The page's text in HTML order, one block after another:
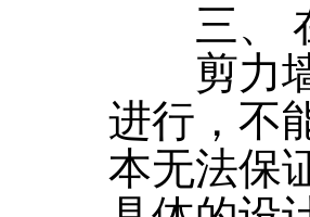
三、 在
剪力墙
进行，不
本无法保